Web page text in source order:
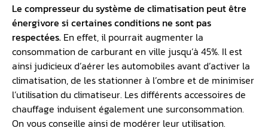
Le compresseur du système de climatisation peut être
énergivore si certaines conditions ne sont pas
respectées. En effet, il pourrait augmenter la
consommation de carburant en ville jusqu’à 45%. Il est
ainsi judicieux d’aérer les automobiles avant d’activer la
climatisation, de les stationner à l’ombre et de minimiser
l’utilisation du climatiseur. Les différents accessoires de
chauffage induisent également une surconsommation.
On vous conseille ainsi de modérer leur utilisation.